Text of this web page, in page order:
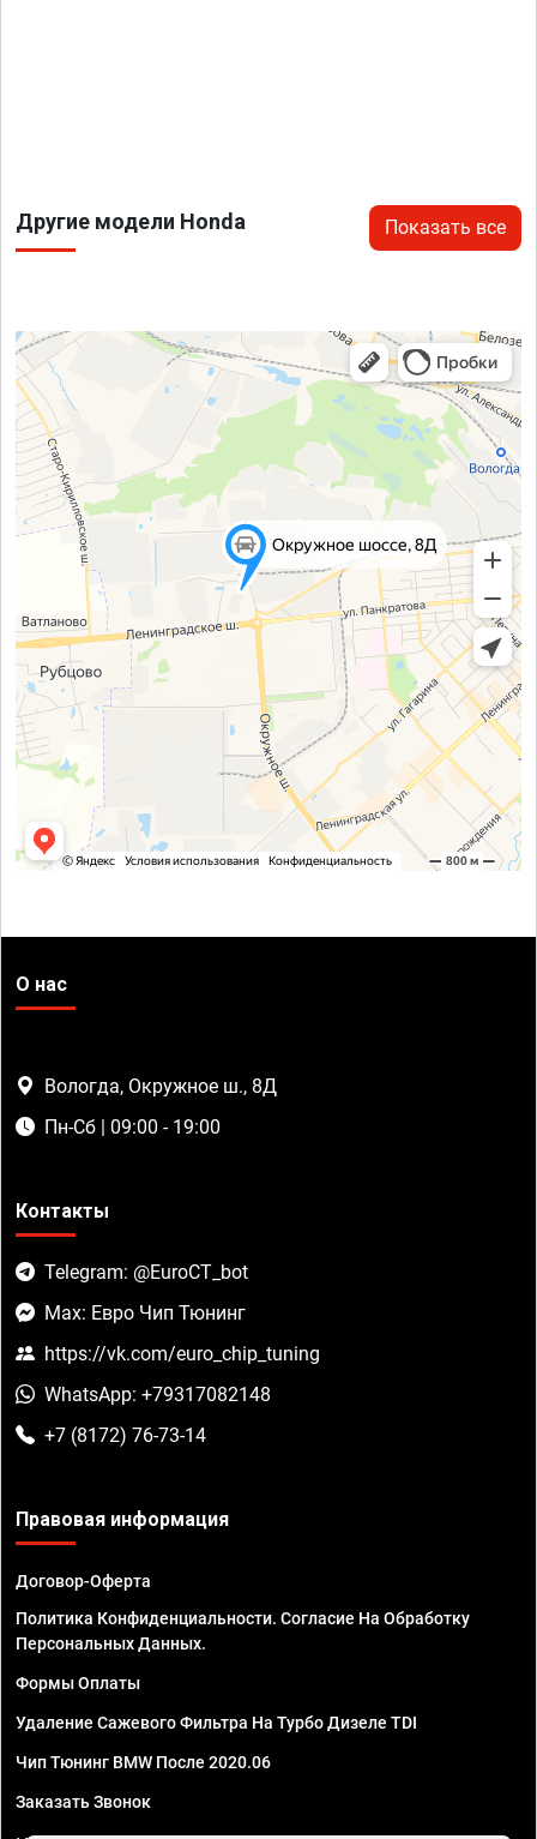
Другие модели Honda Показать все
О нас
Вологда, Окружное ш., 8Д
Пн-Сб | 09:00 - 19:00
Контакты
Telegram: @EuroCT_bot
Max: Евро Чип Тюнинг
https://vk.com/euro_chip_tuning
WhatsApp: +79317082148
+7 (8172) 76-73-14
Правовая информация
Договор-Оферта
Политика Конфиденциальности. Согласие На Обработку
Персональных Данных.
Формы Оплаты
Удаление Сажевого Фильтра На Турбо Дизеле TDI
Чип Тюнинг BMW После 2020.06
Заказать Звонок